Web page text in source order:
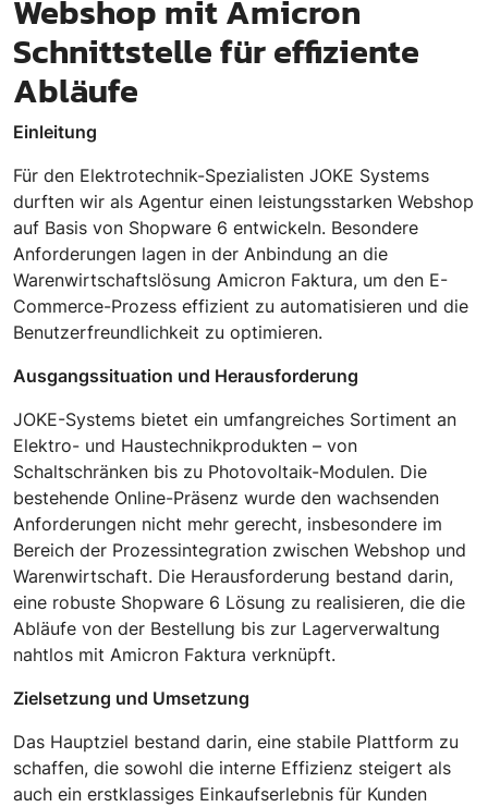
Webshop mit Amicron
Schnittstelle für effiziente
Abläufe
Einleitung
Für den Elektrotechnik-Spezialisten JOKE Systems
durften wir als Agentur einen leistungsstarken Webshop
auf Basis von Shopware 6 entwickeln. Besondere
Anforderungen lagen in der Anbindung an die
Warenwirtschaftslösung Amicron Faktura, um den E-
Commerce-Prozess effizient zu automatisieren und die
Benutzerfreundlichkeit zu optimieren.
Ausgangssituation und Herausforderung
JOKE-Systems bietet ein umfangreiches Sortiment an
Elektro- und Haustechnikprodukten – von
Schaltschränken bis zu Photovoltaik-Modulen. Die
bestehende Online-Präsenz wurde den wachsenden
Anforderungen nicht mehr gerecht, insbesondere im
Bereich der Prozessintegration zwischen Webshop und
Warenwirtschaft. Die Herausforderung bestand darin,
eine robuste Shopware 6 Lösung zu realisieren, die die
Abläufe von der Bestellung bis zur Lagerverwaltung
nahtlos mit Amicron Faktura verknüpft.
Zielsetzung und Umsetzung
Das Hauptziel bestand darin, eine stabile Plattform zu
schaffen, die sowohl die interne Effizienz steigert als
auch ein erstklassiges Einkaufserlebnis für Kunden